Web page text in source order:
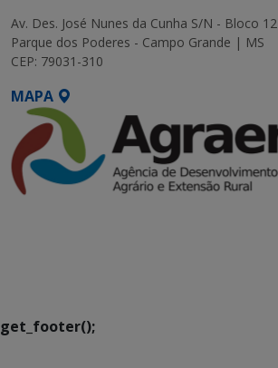
Av. Des. José Nunes da Cunha S/N - Bloco 12
Parque dos Poderes - Campo Grande | MS
CEP: 79031-310
MAPA
get_footer();